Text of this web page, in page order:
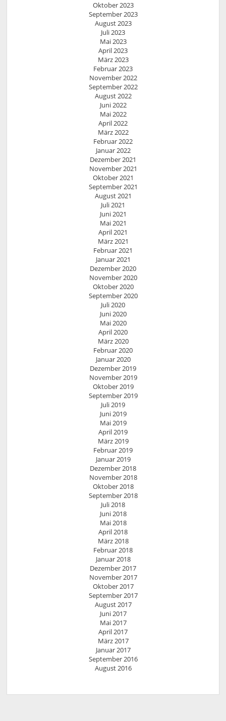
Oktober 2023
September 2023
August 2023
Juli 2023
Mai 2023
April 2023
März 2023
Februar 2023
November 2022
September 2022
August 2022
Juni 2022
Mai 2022
April 2022
März 2022
Februar 2022
Januar 2022
Dezember 2021
November 2021
Oktober 2021
September 2021
August 2021
Juli 2021
Juni 2021
Mai 2021
April 2021
März 2021
Februar 2021
Januar 2021
Dezember 2020
November 2020
Oktober 2020
September 2020
Juli 2020
Juni 2020
Mai 2020
April 2020
März 2020
Februar 2020
Januar 2020
Dezember 2019
November 2019
Oktober 2019
September 2019
Juli 2019
Juni 2019
Mai 2019
April 2019
März 2019
Februar 2019
Januar 2019
Dezember 2018
November 2018
Oktober 2018
September 2018
Juli 2018
Juni 2018
Mai 2018
April 2018
März 2018
Februar 2018
Januar 2018
Dezember 2017
November 2017
Oktober 2017
September 2017
August 2017
Juni 2017
Mai 2017
April 2017
März 2017
Januar 2017
September 2016
August 2016